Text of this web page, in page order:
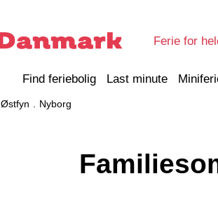
Ferie for
Find feriebolig Last minute
Østfyn Nyborg